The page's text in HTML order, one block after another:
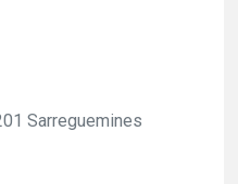
Sarreguemines